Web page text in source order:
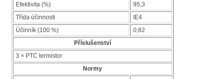
Efektivita (%)
95,3
Třída účinnosti
IE4
Účinník (100 %)
0,82
Příslušenství
3 × PTC termistor
Normy